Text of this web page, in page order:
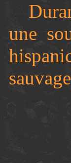
une